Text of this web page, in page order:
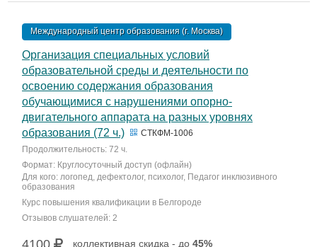
Международный центр образования (г. Москва)
Организация специальных условий
образовательной среды и деятельности по
освоению содержания образования
обучающимися с нарушениями опорно-
двигательного аппарата на разных уровнях
образования (72 ч.)
СТКФМ-1006
Продолжительность: 72 ч.
Формат: Круглосуточный доступ (офлайн)
Для кого: логопед, дефектолог, психолог, Педагог инклюзивного
образования
Курс повышения квалификации в Белгороде
Отзывов слушателей: 2
4100 коллективная скидка - до 45%